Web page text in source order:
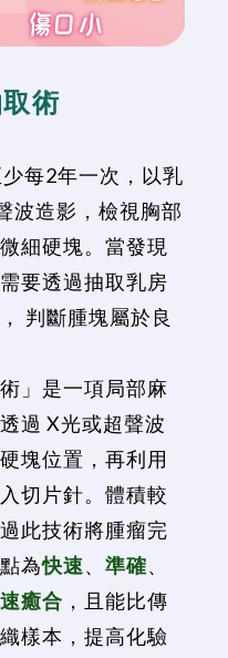
術
每2年一次，以乳
波造影，檢視胸部
細硬塊。當發現
要透過抽取乳房
判斷腫塊屬於良
」是一項局部麻
過 X光或超聲波
塊位置，再利用
切片針。體積較
此技術將腫瘤完
為快速、 準確、
癒合 ，且能比傳
樣本，提高化驗